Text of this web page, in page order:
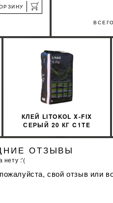
КЛЕЙ LITOKOL X-FIX
СЕРЫЙ 20 КГ C1TE
ОТЗЫВЫ
нету :'(
свой отзыв или